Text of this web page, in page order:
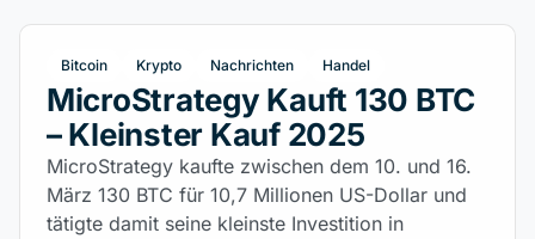
Bitcoin Krypto Nachrichten Handel
MicroStrategy Kauft 130 BTC
– Kleinster Kauf 2025
MicroStrategy kaufte zwischen dem 10. und 16.
März 130 BTC für 10,7 Millionen US-Dollar und
tätigte damit seine kleinste Investition in